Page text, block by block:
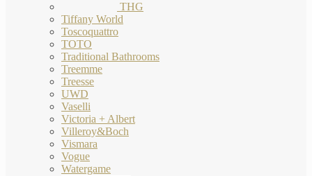
THG
Tiffany World
Toscoquattro
TOTO
Traditional Bathrooms
Treemme
Treesse
UWD
Vaselli
Victoria + Albert
Villeroy&Boch
Vismara
Vogue
Watergame